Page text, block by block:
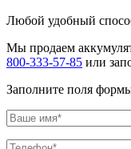
Любой удобный
Мы продаем
800-333-57-85 или
Заполните поля